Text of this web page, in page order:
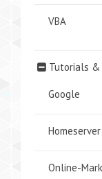
VBA
Tutorials
Google
Homeserver
Online-